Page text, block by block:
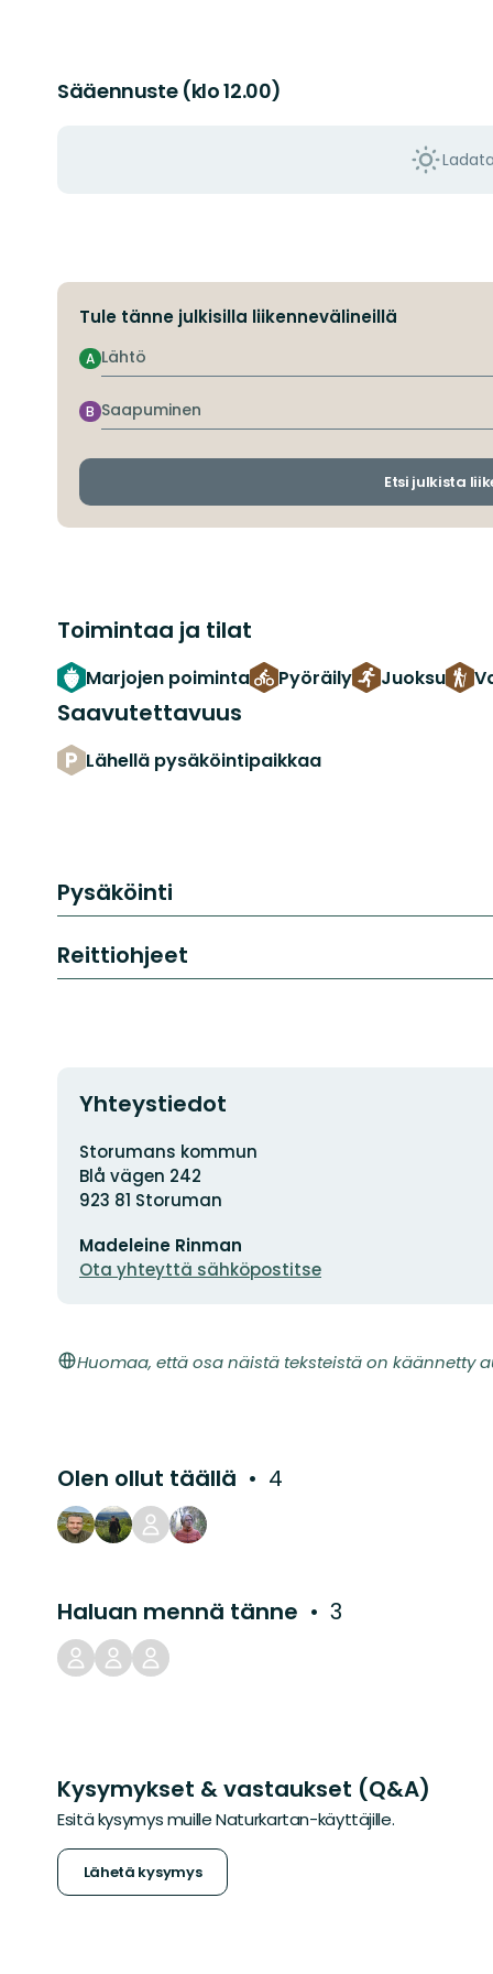
Sääennuste (klo 12.00)
Tule tänne julkisilla liikennevälineillä
Lähtö
A
Saapuminen
B
Etsi julkista
Toimintaa ja tilat
Marjojen poiminta Pyöräily Juoksu
Saavutettavuus
Lähellä pysäköintipaikkaa
Pysäköinti
Reittiohjeet
Yhteystiedot
Osoite
Storumans kommun
Blå vägen 242
923 81 Storuman
Madeleine Rinman
Ota yhteyttä sähköpostitse
Huomaa, että osa näistä teksteistä on käännetty
Olen ollut täällä 4
Haluan mennä tänne 3
Kysymykset & vastaukset (Q&A)
Esitä kysymys muille Naturkartan-käyttäjille.
Lähetä kysymys